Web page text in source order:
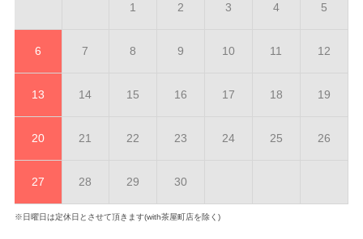
1 2 3 4 5
6 7 8 9 10 11 12
13 14 15 16 17 18 19
20 21 22 23 24 25 26
27 28 29 30
※日曜日は定休日とさせて頂きます(with茶屋町店を除く)